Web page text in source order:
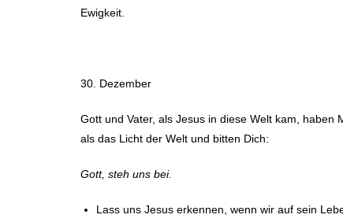
Ewigkeit.
30. Dezember
Gott und Vater, als Jesus in diese Welt kam,
als das Licht der Welt und bitten Dich:
Gott, steh uns bei.
Lass uns Jesus erkennen, wenn wir auf sein